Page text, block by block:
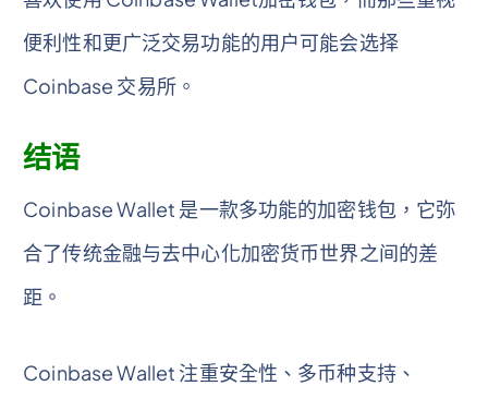
便利性和更广泛交易功能的用户可能会选择
Coinbase 交易所。
结语
Coinbase Wallet 是一款多功能的加密钱包，它弥
合了传统金融与去中心化加密货币世界之间的差
距。
Coinbase Wallet 注重安全性、多币种支持、